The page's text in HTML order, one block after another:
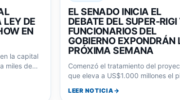
LEY DE
EN
la capital
miles de
EL SENADO INICIA EL
DEBATE DEL SUPER-RIGI
FUNCIONARIOS DEL
GOBIERNO EXPONDRÁN
PRÓXIMA SEMANA
Comenzó el tratamiento del
que eleva a US$1.000 millones el
beneficios…
LEER NOTICIA